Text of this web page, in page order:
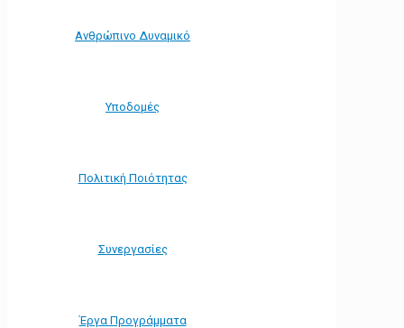
Ανθρώπινο Δυναμικό
Υποδομές
Πολιτική Ποιότητας
Συνεργασίες
Έργα Προγράμματα